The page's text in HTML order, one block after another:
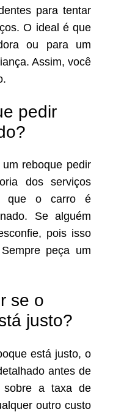
para tentar
O ideal é que
ou para um
Assim, você
pedir
reboque pedir
dos serviços
que o carro é
Se alguém
pois isso
peça um
se o
justo?
está justo, o
antes de
sobre a taxa de
outro custo